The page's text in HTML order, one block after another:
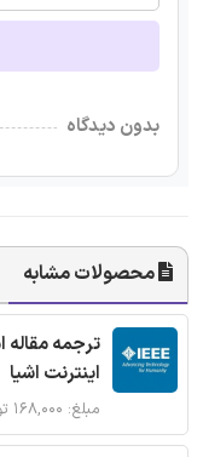
بدون دیدگاه
محصولات مشابه
اینترنت اشیا
مبلغ: ۱۶۸,۰۰۰ تومان